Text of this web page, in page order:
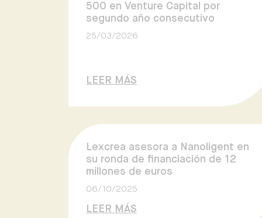
500 en Venture Capital por
segundo año consecutivo
25/03/2026
LEER MÁS
Lexcrea asesora a Nanoligent en
su ronda de financiación de 12
millones de euros
06/10/2025
LEER MÁS